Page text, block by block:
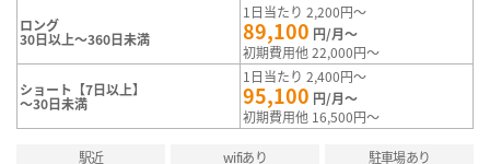
ロング
30日以上～360日未満
1日当たり 2,200円～
89,100 円/月～
初期費用他 22,000円～
ショート【7日以上】
～30日未満
1日当たり 2,400円～
95,100 円/月～
初期費用他 16,500円～
駅近 wifiあり
駐車場あり